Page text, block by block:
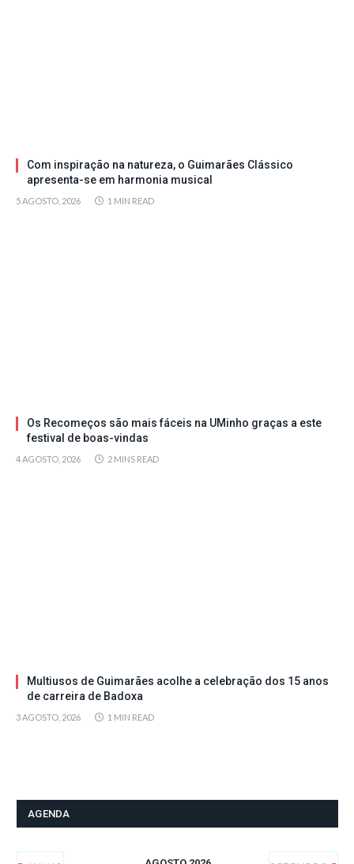
Com inspiração na natureza, o Guimarães Clássico
apresenta-se em harmonia musical
5 AGOSTO, 2026 1 MIN READ
Os Recomeços são mais fáceis na UMinho graças a este
festival de boas-vindas
4 AGOSTO, 2026 2 MINS READ
Multiusos de Guimarães acolhe a celebração dos 15 anos
de carreira de Badoxa
3 AGOSTO, 2026 1 MIN READ
AGENDA